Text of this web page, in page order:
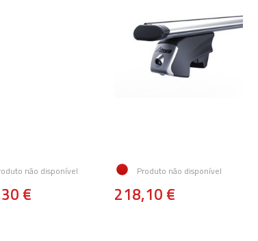
não disponível
€
Produto não disponível
218,10 €